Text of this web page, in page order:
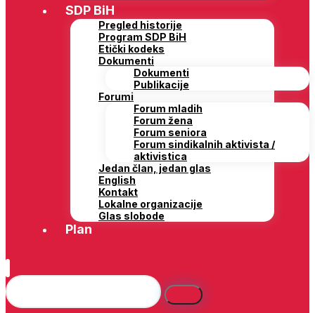
SDP BiH
Pregled historije
Program SDP BiH
Etički kodeks
Dokumenti
Dokumenti
Publikacije
Forumi
Forum mladih
Forum žena
Forum seniora
Forum sindikalnih aktivista /
aktivistica
Jedan član, jedan glas
English
Kontakt
Lokalne organizacije
Glas slobode
Plan